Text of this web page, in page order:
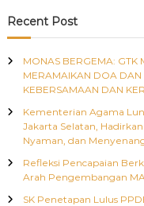
Recent Post
MONAS BERGEMA: GTK
MERAMAIKAN DOA DAN
KEBERSAMAAN DAN
Kementerian Agama
Jakarta Selatan,
Nyaman, dan
Refleksi Pencapaian
Arah Pengembangan
SK Penetapan Lulus